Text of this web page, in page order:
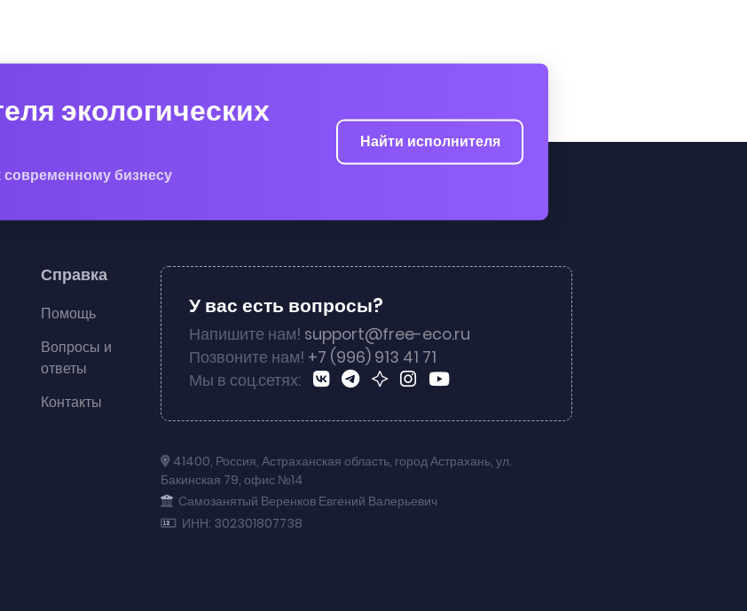
экологических
бизнесу
Найти исполнителя
Справка
Помощь
Вопросы и
ответы
Контакты
У вас есть вопросы?
Напишите нам! support@free-eco.ru
Позвоните нам! +7 (996) 913 41 71
Мы в соц.сетях:
41400, Россия, Астраханская область, город Астрахань, ул.
Бакинская 79, офис №14
Самозанятый Веренков Евгений Валерьевич
ИНН: 302301807738